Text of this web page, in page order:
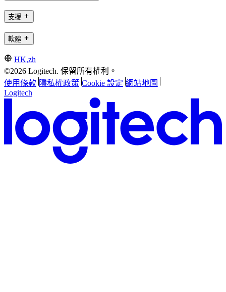
支援
軟體
HK,zh
©2026 Logitech. 保留所有權利。
使用條款 隱私權政策 Cookie 設定 網站地圖
Logitech